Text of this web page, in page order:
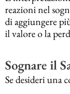
reazioni nel
di aggiungere
il valore o la
Sognare il
Se desideri una